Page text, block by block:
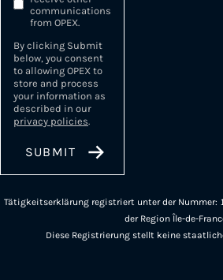
communications
from OPEX.
By clicking Submit
below, you consent
to allowing OPEX to
store and process
your information as
described in our
privacy policies.
Tätigkeitserklärung registriert unter der Nummer:
der Region Île-de-
Diese Registrierung stellt keine